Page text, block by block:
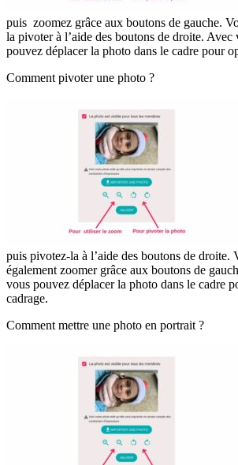
puis zoomez grâce aux boutons de gauche.
la pivoter à l’aide des boutons de droite. Avec
pouvez déplacer la photo dans le cadre pour
Comment pivoter une photo ?
puis pivotez-la à l’aide des boutons de droite.
également zoomer grâce aux boutons de
vous pouvez déplacer la photo dans le cadre
cadrage.
Comment mettre une photo en portrait ?